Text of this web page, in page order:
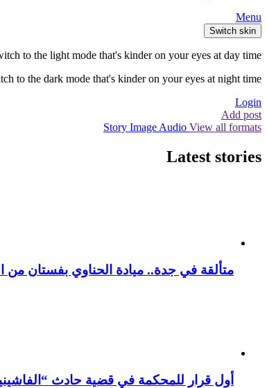
Menu
Switch skin
to the light mode that's kinder on your eyes at day time.
to the dark mode that's kinder on your eyes at night time.
Login
Add post
Story Image Audio View all formats
Latest stories
متألقة في جدة.. ميادة الحناوي بفستان من
أول قرار للمحكمة في قضية حادث